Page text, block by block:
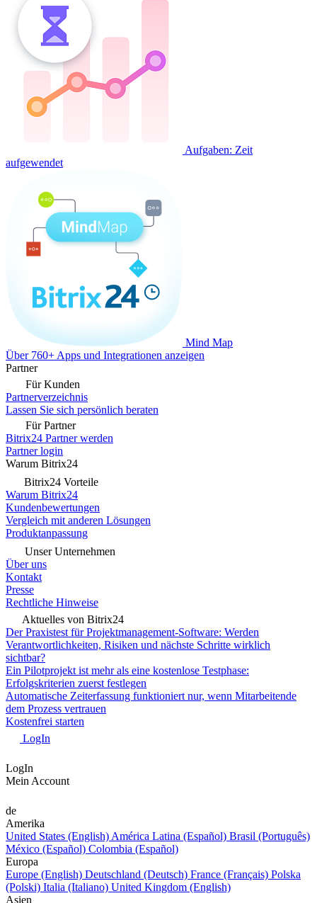
Aufgaben: Zeit
aufgewendet
Mind Map
Über 760+ Apps und Integrationen anzeigen
Partner
Für Kunden
Partnerverzeichnis
Lassen Sie sich persönlich beraten
Für Partner
Bitrix24 Partner werden
Partner login
Warum Bitrix24
Bitrix24 Vorteile
Warum Bitrix24
Kundenbewertungen
Vergleich mit anderen Lösungen
Produktanpassung
Unser Unternehmen
Über uns
Kontakt
Presse
Rechtliche Hinweise
Aktuelles von Bitrix24
Der Praxistest für Projektmanagement-Software: Werden
Verantwortlichkeiten, Risiken und nächste Schritte wirklich
sichtbar?
Ein Pilotprojekt ist mehr als eine kostenlose Testphase:
Erfolgskriterien zuerst festlegen
Automatische Zeiterfassung funktioniert nur, wenn Mitarbeitende
dem Prozess vertrauen
Kostenfrei starten
LogIn
LogIn
Mein Account
de
Amerika
United States (English) América Latina (Español) Brasil (Português)
México (Español) Colombia (Español)
Europa
Europe (English) Deutschland (Deutsch) France (Français) Polska
(Polski) Italia (Italiano) United Kingdom (English)
Asien